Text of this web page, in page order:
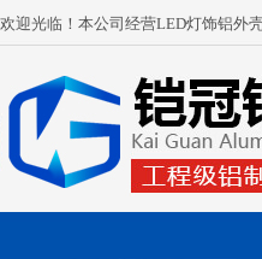
欢迎光临！本公司经营LED灯饰铝外